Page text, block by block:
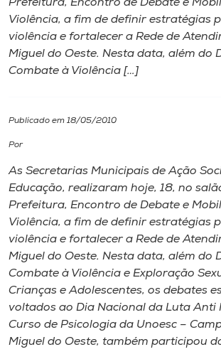
Internacionalização
I.nova
Diplomados
CPA
Biblioteca
Editora
Rádio
Prefeitura, Encontro de Debate e
Violência, a fim de definir estratégias
violência e fortalecer a Rede de
Miguel do Oeste. Nesta data, além do
Combate à Violência […]
Publicado em 18/05/2010
Por
As Secretarias Municipais de Ação
Educação, realizaram hoje, 18, no
Prefeitura, Encontro de Debate e
Violência, a fim de definir estratégias
violência e fortalecer a Rede de
Miguel do Oeste. Nesta data, além do
Combate à Violência e Exploração
Crianças e Adolescentes, os debates
voltados ao Dia Nacional da Luta Anti
Curso de Psicologia da Unoesc –
Miguel do Oeste, também participou